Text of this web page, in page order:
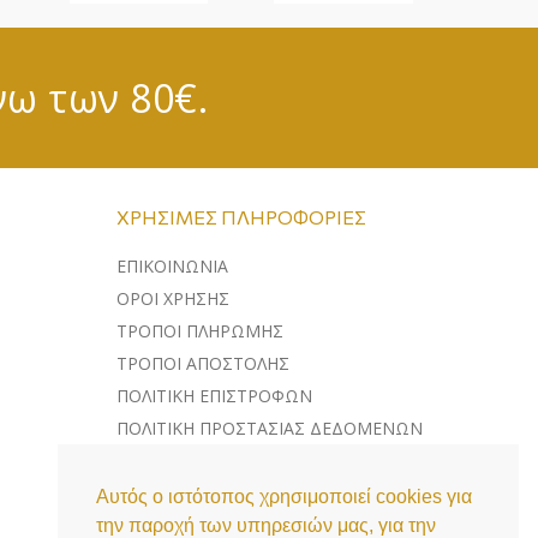
Αυτός ο ιστότοπος χρησιμοποιεί cookies για
την παροχή των υπηρεσιών μας, για την
των 80€.
ΧΡΉΣΙΜΕΣ ΠΛΗΡΟΦΟΡΊΕΣ
ΕΠΙΚΟΙΝΩΝΊΑ
ΌΡΟΙ ΧΡΉΣΗΣ
ΤΡΌΠΟΙ ΠΛΗΡΩΜΉΣ
ΤΡΌΠΟΙ ΑΠΟΣΤΟΛΉΣ
ΠΟΛΙΤΙΚΉ ΕΠΙΣΤΡΟΦΏΝ
ΠΟΛΙΤΙΚΉ ΠΡΟΣΤΑΣΊΑΣ ΔΕΔΟΜΈΝΩΝ